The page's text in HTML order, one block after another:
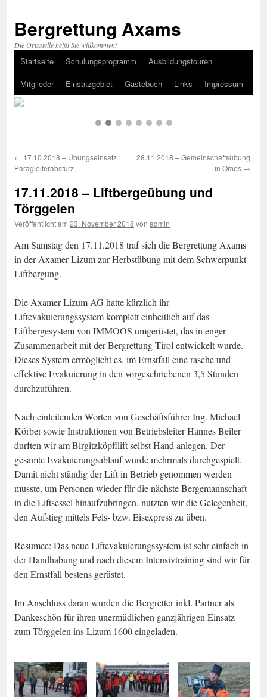
Bergrettung Axams
Die Ortsstelle heißt Sie willkommen!
Zum
Inhalt
springen
Startseite Schulungsprogramm
Ausbildungstouren
Mitglieder
Einsatzgebiet Gästebuch Links Impressum
← 17.10.2018 – Übungseinsatz
Paragleiterabsturz
28.11.2018 – Gemeinschaftsübung
in Omes →
17.11.2018 – Liftbergeübung und
Törggelen
Veröffentlicht am 23. November 2018 von admin
Am Samstag den 17.11.2018 traf sich die Bergrettung Axams
in der Axamer Lizum zur Herbstübung mit dem Schwerpunkt
Liftbergung.
Die Axamer Lizum AG hatte kürzlich ihr
Liftevakuierungssystem komplett einheitlich auf das
Liftbergesystem von IMMOOS umgerüstet, das in enger
Zusammenarbeit mit der Bergrettung Tirol entwickelt wurde.
Dieses System ermöglicht es, im Ernstfall eine rasche und
effektive Evakuierung in den vorgeschriebenen 3,5 Stunden
durchzuführen.
Nach einleitenden Worten von Geschäftsführer Ing. Michael
Körber sowie Instruktionen von Betriebsleiter Hannes Beiler
durften wir am Birgitzköpfllift selbst Hand anlegen. Der
gesamte Evakuierungsablauf wurde mehrmals durchgespielt.
Damit nicht ständig der Lift in Betrieb genommen werden
musste, um Personen wieder für die nächste Bergemannschaft
in die Liftsessel hinaufzubringen, nutzten wir die Gelegenheit,
den Aufstieg mittels Fels- bzw. Eisexpress zu üben.
Resumee: Das neue Liftevakuierungssystem ist sehr einfach in
der Handhabung und nach diesem Intensivtraining sind wir für
den Ernstfall bestens gerüstet.
Im Anschluss daran wurden die Bergretter inkl. Partner als
Dankeschön für ihren unermüdlichen ganzjährigen Einsatz
zum Törggelen ins Lizum 1600 eingeladen.